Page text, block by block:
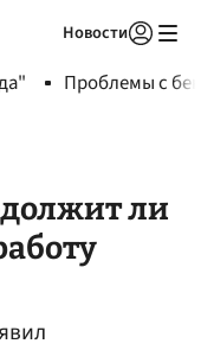
Новости
Проблемы с
ли